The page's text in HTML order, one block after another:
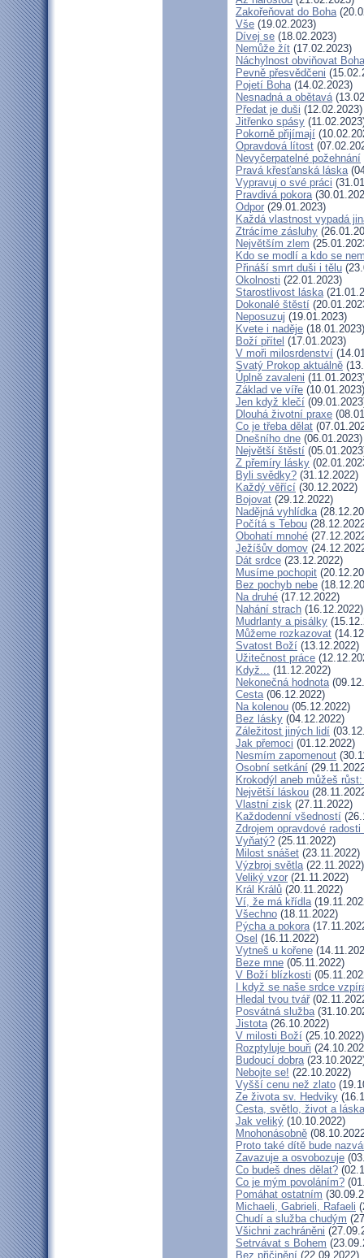
Zakořeňovat do Boha
Vše (19.02.2023)
Dívej se (18.02.2023)
Nemůže žít (17.02.2023)
Náchylnost obviňovat Boha
Pevně přesvědčeni
Pojetí Boha(14.02.2023)
Nesnadná a obětavá
Předat je duši (12.02.2023)
Jitřenko spásy
Pokorně přijímají
Opravdová lítost
Nevyčerpatelné požehnání
Pravá křesťanská láska
Vypravuj o své práci
Pravdivá pokora
Odpor (29.01.2023)
Každá vlastnost vypadá
Ztrácíme zásluhy
Největším zlem
Kdo se modlí a kdo se
Přináší smrt duši i tělu
Okolnosti (22.01.2023)
Starostlivost láska
Dokonalé štěstí
Neposuzuj (19.01.2023)
Kvete i naděje (18.01.2023)
Boží přítel (17.01.2023)
V moři milosrdenství
Svatý Prokop aktuálně
Úplně zavaleni
Základ ve víře (10.01.2023)
Jen když klečí
Dlouhá životní praxe
Co je třeba dělat
Dnešního dne (06.01.2023)
Největší štěstí
Z přemíry lásky
Byli svědky? (31.12.2022)
Každý věřící (30.12.2022)
Bojovat (29.12.2022)
Nadějná vyhlídka
Počítá s Tebou
Obohatí mnohé
Ježíšův domov
Dát srdce (23.12.2022)
Musíme pochopit
Bez pochyb nebe
Na druhé (17.12.2022)
Nahání strach (16.12.2022)
Mudrlanty a pisálky
Můžeme rozkazovat
Svatost Boží (13.12.2022)
Užitečnost práce
Když... (11.12.2022)
Nekonečná hodnota
Cesta(06.12.2022)
Na kolenou (05.12.2022)
Bez lásky (04.12.2022)
Záležitost jiných lidí
Jak přemoci (01.12.2022)
Nesmím zapomenout
Osobní setkání
Krokodýl aneb můžeš
Největší láskou
Vlastní zisk (27.11.2022)
Každodenní všedností
Zdrojem opravdové
Vyňatý? (25.11.2022)
Milost snášet (23.11.2022)
Výzbroj světla(22.11.2022)
Veliký vzor (21.11.2022)
Král Králů (20.11.2022)
Ví, že má křídla
Všechno (18.11.2022)
Pýcha a pokora
Osel (16.11.2022)
Vytneš u kořene
Beze mne (05.11.2022)
V Boží blízkosti
I když se naše srdce
Hledal tvou tvář
Posvátná služba
Jistota(26.10.2022)
V milosti Boží (25.10.2022)
Rozptyluje bouři
Budoucí dobra
Nebojte se! (22.10.2022)
Vyšší cenu než zlato
Ze života sv. Hedviky
Cesta, světlo, život a láska
Jak veliký (10.10.2022)
Mnohonásobně
Proto také dítě bude
Zavazuje a osvobozuje
Co budeš dnes dělat?
Co je mým povoláním?
Pomáhat ostatním
Michaeli, Gabrieli, Rafaeli
Chudí a služba chudým
Všichni zachráněni
Setrvávat s Bohem
Bez přičinění (22.09.2022)